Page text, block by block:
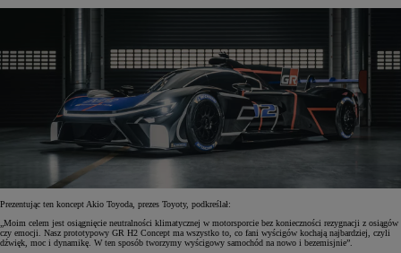
Prezentując ten koncept Akio Toyoda, prezes Toyoty, podkreślał:
„Moim celem jest osiągnięcie neutralności klimatycznej w motorsporcie bez konieczności rezygnacji z osiągów
czy emocji. Nasz prototypowy GR H2 Concept ma wszystko to, co fani wyścigów kochają najbardziej, czyli
dźwięk, moc i dynamikę. W ten sposób tworzymy wyścigowy samochód na nowo i bezemisjnie”.